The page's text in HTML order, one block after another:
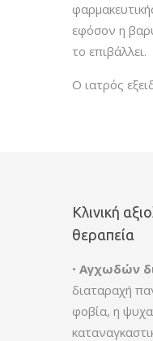
εφόσον η
το επιβάλλει.
Ο ιατρός
Κλινική
θεραπεία
• Αγχωδών
διαταραχή
φοβία, η